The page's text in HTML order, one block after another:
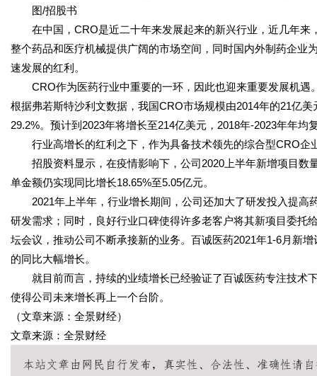
图/招股书
在中国，CRO是近二十年来发展起来的新兴行业，近几年来
整个药品和医疗机械提供广阔的市场空间，同时国内外制药企业
速发展的红利。
CRO作为医药行业中重要的一环，因此也迎来重要发展机遇
根据弗若斯特沙利文数据，我国CRO市场规模由2014年的21亿
29.2%。预计到2023年将增长至214亿美元，2018年-2023年年均
行业高增长的红利之下，作为具备技术领先的综合型CRO企
招股资料显示，在疫情影响下，公司2020上半年新增项目数
单金额仍实现同比增长18.65%至5.05亿元。
2021年上半年，行业增长期间，公司还加大了研发投入提高
研发需求；同时，良好行业口碑使得许多老客户将其新项目委托
坛会议，推动公司不断承接新的业务。百诚医药2021年1-6月新
的同比大幅增长。
就目前而言，持续的业绩增长已经验证了百诚医药专注技术
使得公司未来增长再上一个台阶。
（文章来源：全景财经）
文章来源：全景财经